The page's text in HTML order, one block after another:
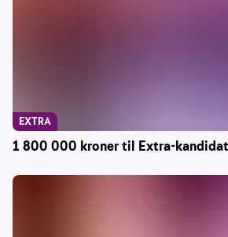
1 800 000 kroner til Extra-
EXTRA